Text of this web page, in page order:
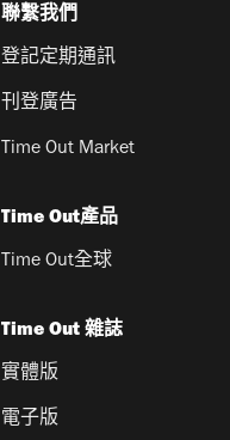
聯繫我們
登記定期通訊
刊登廣告
Time Out Market
Time Out產品
Time Out全球
Time Out 雜誌
實體版
電子版